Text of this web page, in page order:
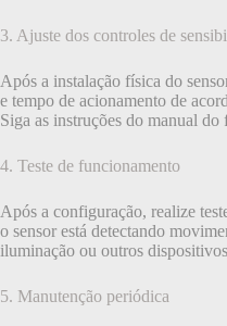
3. Ajuste dos controles de
Após a instalação física do
e tempo de acionamento de
Siga as instruções do manual do
4. Teste de funcionamento
Após a configuração, realize
o sensor está detectando
iluminação ou outros
5. Manutenção periódica